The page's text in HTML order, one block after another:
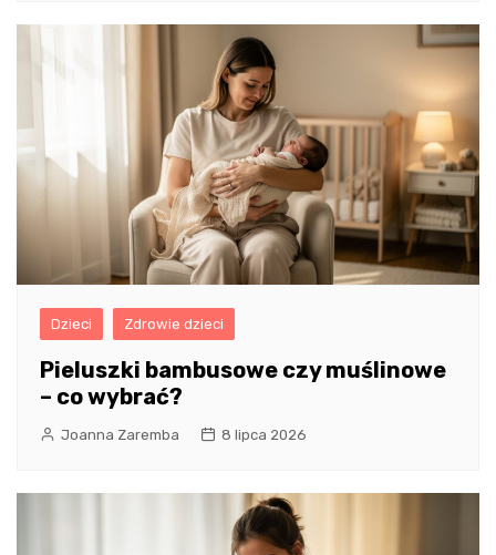
Dzieci Zdrowie dzieci
Pieluszki bambusowe czy muślinowe
– co wybrać?
Joanna Zaremba 8 lipca 2026